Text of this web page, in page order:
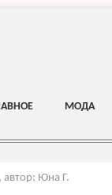
МОДА
, автор: Юна Г.